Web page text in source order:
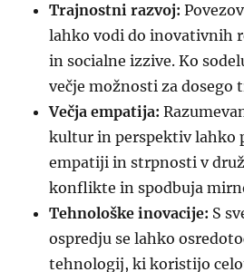
Trajnostni razvoj:
lahko vodi do inovativnih
in socialne izzive. Ko
večje možnosti za dosego
Večja empatija:
kultur in perspektiv lahko
empatiji in strpnosti v
konflikte in spodbuja
Tehnološke inovacije: S
ospredju se lahko
tehnologij, ki koristijo